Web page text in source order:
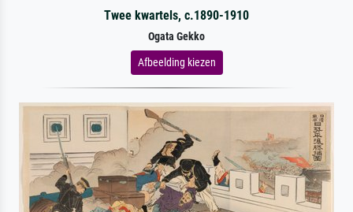
Twee kwartels, c.1890-1910
Ogata Gekko
Afbeelding kiezen